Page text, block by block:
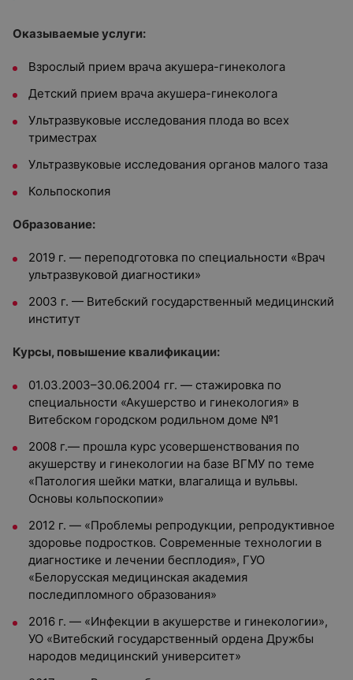
Оказываемые услуги:
Взрослый прием врача акушера-гинеколога
Детский прием врача акушера-гинеколога
Ультразвуковые исследования плода во всех
триместрах
Ультразвуковые исследования органов малого таза
Кольпоскопия
Образование:
2019 г. — переподготовка по специальности «Врач
ультразвуковой диагностики»
2003 г. — Витебский государственный медицинский
институт
Курсы, повышение квалификации:
01.03.2003–30.06.2004 гг. — стажировка по
специальности «Акушерство и гинекология» в
Витебском городском родильном доме №1
2008 г.— прошла курс усовершенствования по
акушерству и гинекологии на базе ВГМУ по теме
«Патология шейки матки, влагалища и вульвы.
Основы кольпоскопии»
2012 г. — «Проблемы репродукции, репродуктивное
здоровье подростков. Современные технологии в
диагностике и лечении бесплодия», ГУО
«Белорусская медицинская академия
последипломного образования»
2016 г. — «Инфекции в акушерстве и гинекологии»,
УО «Витебский государственный ордена Дружбы
народов медицинский университет»